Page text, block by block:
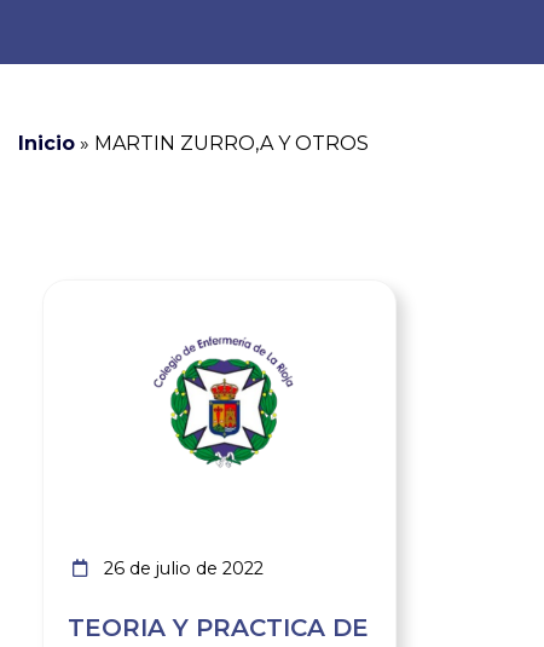
Inicio » MARTIN ZURRO,A Y OTROS
26 de julio de 2022
TEORIA Y PRACTICA DE